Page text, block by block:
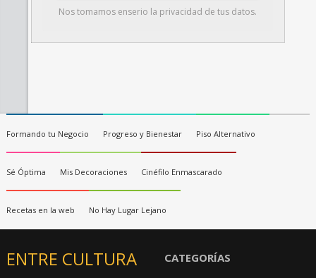
Nos tomamos enserio la privacidad de tus datos.
Formando tu Negocio Progreso y Bienestar Piso Alternativo
Sé Óptima Mis Decoraciones Cinéfilo Enmascarado
Recetas en la web No Hay Lugar Lejano
ENTRE CULTURA CATEGORÍAS